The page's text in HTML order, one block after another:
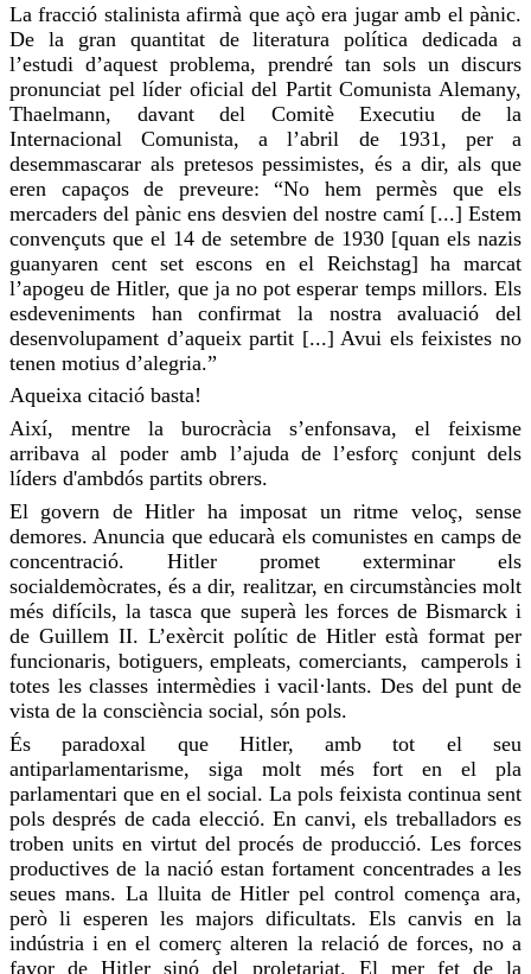
La fracció stalinista afirmà que açò era jugar amb el pànic.
De la gran quantitat de literatura política dedicada a
l’estudi d’aquest problema, prendré tan sols un discurs
pronunciat pel líder oficial del Partit Comunista Alemany,
Thaelmann, davant del Comitè Executiu de la
Internacional Comunista, a l’abril de 1931, per a
desemmascarar als pretesos pessimistes, és a dir, als que
eren capaços de preveure: “No hem permès que els
mercaders del pànic ens desvien del nostre camí [...] Estem
convençuts que el 14 de setembre de 1930 [quan els nazis
guanyaren cent set escons en el Reichstag] ha marcat
l’apogeu de Hitler, que ja no pot esperar temps millors. Els
esdeveniments han confirmat la nostra avaluació del
desenvolupament d’aqueix partit [...] Avui els feixistes no
tenen motius d’alegria.”
Aqueixa citació basta!
Així, mentre la burocràcia s’enfonsava, el feixisme
arribava al poder amb l’ajuda de l’esforç conjunt dels
líders d'ambdós partits obrers.
El govern de Hitler ha imposat un ritme veloç, sense
demores. Anuncia que educarà els comunistes en camps de
concentració. Hitler promet exterminar els
socialdemòcrates, és a dir, realitzar, en circumstàncies molt
més difícils, la tasca que superà les forces de Bismarck i
de Guillem II. L’exèrcit polític de Hitler està format per
funcionaris, botiguers, empleats, comerciants, camperols i
totes les classes intermèdies i vacil·lants. Des del punt de
vista de la consciència social, són pols.
És paradoxal que Hitler, amb tot el seu
antiparlamentarisme, siga molt més fort en el pla
parlamentari que en el social. La pols feixista continua sent
pols després de cada elecció. En canvi, els treballadors es
troben units en virtut del procés de producció. Les forces
productives de la nació estan fortament concentrades a les
seues mans. La lluita de Hitler pel control comença ara,
però li esperen les majors dificultats. Els canvis en la
indústria i en el comerç alteren la relació de forces, no a
favor de Hitler sinó del proletariat. El merfet de la